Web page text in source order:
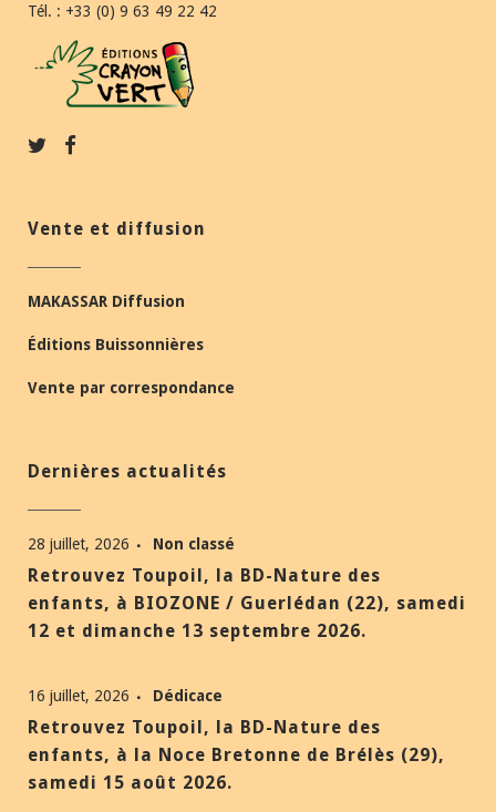
Tél. : +33 (0) 9 63 49 22 42
Vente et diffusion
MAKASSAR Diffusion
Éditions Buissonnières
Vente par correspondance
Dernières actualités
28 juillet, 2026 Non classé
Retrouvez Toupoil, la BD-Nature des
enfants, à BIOZONE / Guerlédan (22), samedi
12 et dimanche 13 septembre 2026.
16 juillet, 2026 Dédicace
Retrouvez Toupoil, la BD-Nature des
enfants, à la Noce Bretonne de Brélès (29),
samedi 15 août 2026.